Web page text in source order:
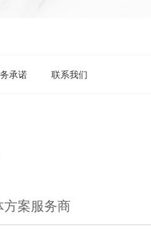
承诺 联系我们
案服务商